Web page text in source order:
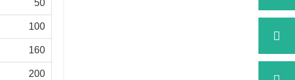
50
100
160
200